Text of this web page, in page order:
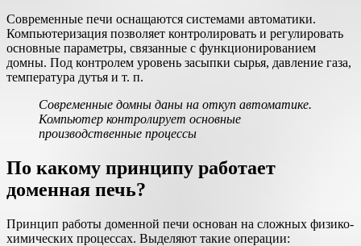
Современные печи оснащаются системами автоматики.
Компьютеризация позволяет контролировать и регулировать
основные параметры, связанные с функционированием
домны. Под контролем уровень засыпки сырья, давление газа,
температура дутья и т. п.
Современные домны даны на откуп автоматике.
Компьютер контролирует основные
производственные процессы
По какому принципу работает
доменная печь?
Принцип работы доменной печи основан на сложных физико-
химических процессах. Выделяют такие операции: